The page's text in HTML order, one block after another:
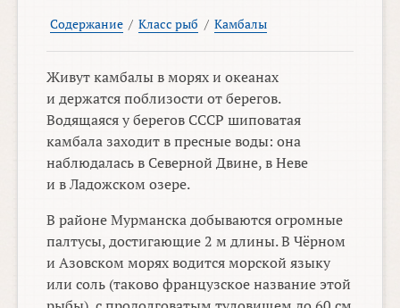
Содержание / Класс рыб / Камбалы
Живут камбалы в морях и океанах
и держатся поблизости от берегов.
Водящаяся у берегов СССР шиповатая
камбала заходит в пресные воды: она
наблюдалась в Северной Двине, в Неве
и в Ладожском озере.
В районе Мурманска добываются огромные
палтусы, достигающие 2 м длины. В Чёрном
и Азовском морях водится морской языку
или соль (таково французское название этой